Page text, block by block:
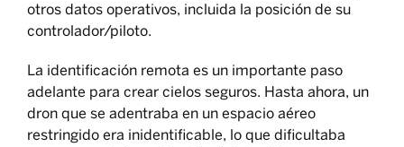
otros datos operativos, incluida la posición de su
controlador/piloto.
La identificación remota es un importante paso
adelante para crear cielos seguros. Hasta ahora, un
dron que se adentraba en un espacio aéreo
restringido era inidentificable, lo que dificultaba